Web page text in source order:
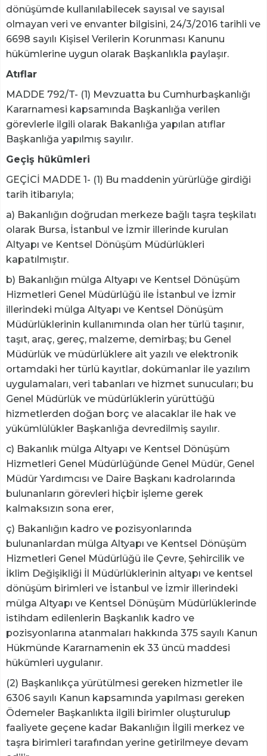
dönüşümde kullanılabilecek sayısal ve sayısal
olmayan veri ve envanter bilgisini, 24/3/2016 tarihli ve
6698 sayılı Kişisel Verilerin Korunması Kanunu
hükümlerine uygun olarak Başkanlıkla paylaşır.
Atıflar
MADDE 792/T- (1) Mevzuatta bu Cumhurbaşkanlığı
Kararnamesi kapsamında Başkanlığa verilen
görevlerle ilgili olarak Bakanlığa yapılan atıflar
Başkanlığa yapılmış sayılır.
Geçiş hükümleri
GEÇİCİ MADDE 1- (1) Bu maddenin yürürlüğe girdiği
tarih itibarıyla;
a) Bakanlığın doğrudan merkeze bağlı taşra teşkilatı
olarak Bursa, İstanbul ve İzmir illerinde kurulan
Altyapı ve Kentsel Dönüşüm Müdürlükleri
kapatılmıştır.
b) Bakanlığın mülga Altyapı ve Kentsel Dönüşüm
Hizmetleri Genel Müdürlüğü ile İstanbul ve İzmir
illerindeki mülga Altyapı ve Kentsel Dönüşüm
Müdürlüklerinin kullanımında olan her türlü taşınır,
taşıt, araç, gereç, malzeme, demirbaş; bu Genel
Müdürlük ve müdürlüklere ait yazılı ve elektronik
ortamdaki her türlü kayıtlar, dokümanlar ile yazılım
uygulamaları, veri tabanları ve hizmet sunucuları; bu
Genel Müdürlük ve müdürlüklerin yürüttüğü
hizmetlerden doğan borç ve alacaklar ile hak ve
yükümlülükler Başkanlığa devredilmiş sayılır.
c) Bakanlık mülga Altyapı ve Kentsel Dönüşüm
Hizmetleri Genel Müdürlüğünde Genel Müdür, Genel
Müdür Yardımcısı ve Daire Başkanı kadrolarında
bulunanların görevleri hiçbir işleme gerek
kalmaksızın sona erer,
ç) Bakanlığın kadro ve pozisyonlarında
bulunanlardan mülga Altyapı ve Kentsel Dönüşüm
Hizmetleri Genel Müdürlüğü ile Çevre, Şehircilik ve
İklim Değişikliği İl Müdürlüklerinin altyapı ve kentsel
dönüşüm birimleri ve İstanbul ve İzmir illerindeki
mülga Altyapı ve Kentsel Dönüşüm Müdürlüklerinde
istihdam edilenlerin Başkanlık kadro ve
pozisyonlarına atanmaları hakkında 375 sayılı Kanun
Hükmünde Kararnamenin ek 33 üncü maddesi
hükümleri uygulanır.
(2) Başkanlıkça yürütülmesi gereken hizmetler ile
6306 sayılı Kanun kapsamında yapılması gereken
Ödemeler Başkanlıkta ilgili birimler oluşturulup
faaliyete geçene kadar Bakanlığın İlgili merkez ve
taşra birimleri tarafından yerine getirilmeye devam